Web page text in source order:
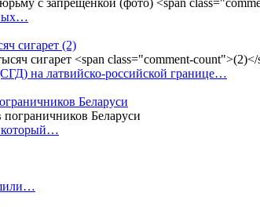
сигарет (2)
на латвийско-российской границе…
Беларуси
который…